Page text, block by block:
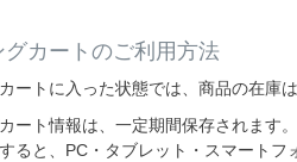
グカートのご利用方法
ートに入った状態では、商品の在庫
ート情報は、一定期間保存されます。
ると、PC・タブレット・スマートフ